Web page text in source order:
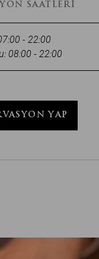
SAATLERI
- 22:00
08:00 - 22:00
YAP